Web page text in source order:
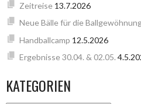
Zeitreise 13.7.2026
Neue Bälle für die
Handballcamp 12.5.2026
Ergebnisse 30.04. & 02.05.
KATEGORIEN